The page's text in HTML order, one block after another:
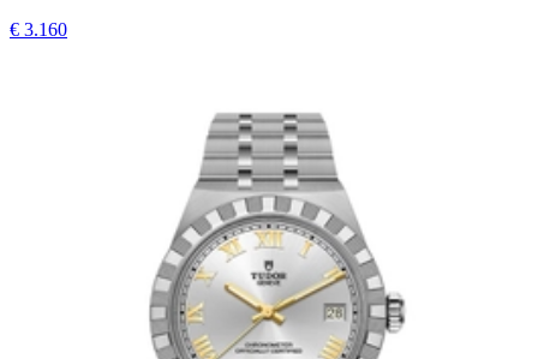
€ 3.160